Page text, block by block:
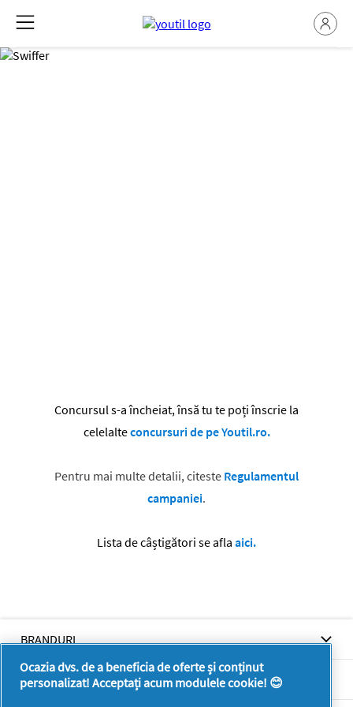
Concursul s-a încheiat, însă tu te poți înscrie la
celelalteconcursuri de pe Youtil.ro.
Pentru mai multe detalii, citeste Regulamentul
campaniei.
Lista de câștigători se afla aici.
BRANDURI
BRANDURI
Ocazia dvs. de a beneficia de oferte și conținut
personalizat! Acceptați acum modulele cookie! 😊